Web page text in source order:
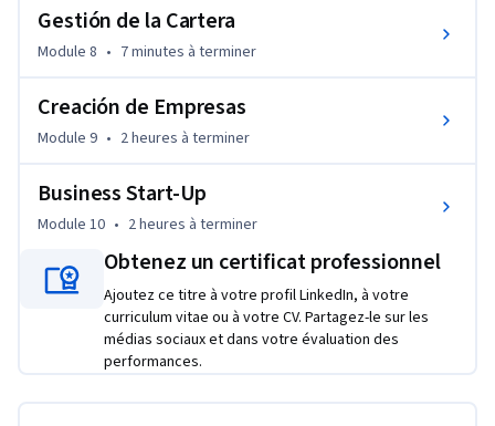
Gestión de la Cartera
Module 8 • 7 minutes à terminer
Creación de Empresas
Module 9 • 2 heures à terminer
Business Start-Up
Module 10 • 2 heures à terminer
Obtenez un certificat professionnel
Ajoutez ce titre à votre profil LinkedIn, à votre
curriculum vitae ou à votre CV. Partagez-le sur les
médias sociaux et dans votre évaluation des
performances.